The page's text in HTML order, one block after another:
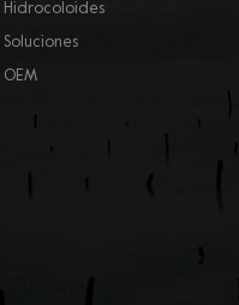
Hidrocoloides
Soluciones
OEM